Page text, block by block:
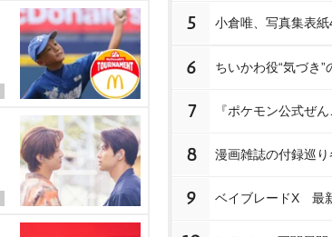
5 小倉唯、写真集表
6 ちいかわ役“気づき”
7 『ポケモン公式ぜ
8 漫画雑誌の付録巡り
9 ベイブレードX 最